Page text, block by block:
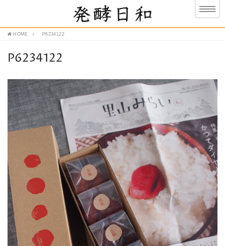
HOME P6234122
P6234122